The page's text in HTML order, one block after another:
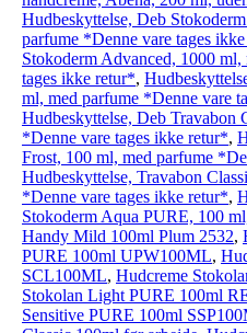
Hudbeskyttelse, Deb
parfume *Denne vare tages
Stokoderm Advanced, 1000
tages ikke retur*,
ml, med parfume *Denne vare
Hudbeskyttelse, Deb Travabon
*Denne vare tages ikke retur*,
Frost, 100 ml, med parfume
Hudbeskyttelse, Travabon
*Denne vare tages ikke retur*,
Stokoderm Aqua PURE, 100
Handy Mild 100ml Plum 2532,
PURE 100ml UPW100ML,
SCL100ML, Hudcreme
Stokolan Light PURE 100ml
Sensitive PURE 100ml